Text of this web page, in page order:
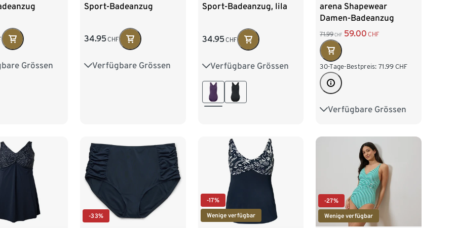
Grössen
40 42
Sport-Badeanzug
34.95CHF
Verfügbare Grössen
36 38 40 42
Sport-Badeanzug, lila
34.95CHF
Verfügbare Grössen
36 38 40 42
44 46
arena Shapewear
Damen-Badeanzug
Silvia B-Cup Cross Back
71.99 CHF 59.00 CHF
30-Tage-Bestpreis: 71.99 CHF
Verfügbare Grössen
40 42 44 46
-33%
-17%
Wenige verfügbar
-27%
Wenige verfügbar